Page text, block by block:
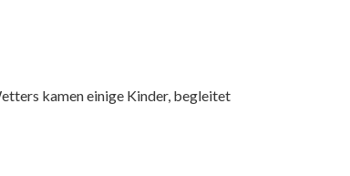
kamen einige Kinder, begleitet